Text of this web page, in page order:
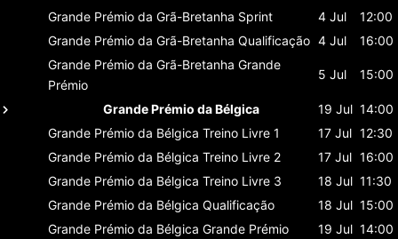
Grande Prémio da Grã-Bretanha Sprint 4 Jul
12:00
Grande Prémio da Grã-Bretanha Qualificação 4 Jul
16:00
Grande Prémio da Grã-Bretanha Grande
Prémio
5 Jul 15:00
Grande Prémio da Bélgica 19 Jul 14:00
Grande Prémio da Bélgica Treino Livre 1 17 Jul 12:30
Grande Prémio da Bélgica Treino Livre 2 17 Jul 16:00
Grande Prémio da Bélgica Treino Livre 3 18 Jul 11:30
Grande Prémio da Bélgica Qualificação 18 Jul 15:00
Grande Prémio da Bélgica Grande Prémio 19 Jul 14:00